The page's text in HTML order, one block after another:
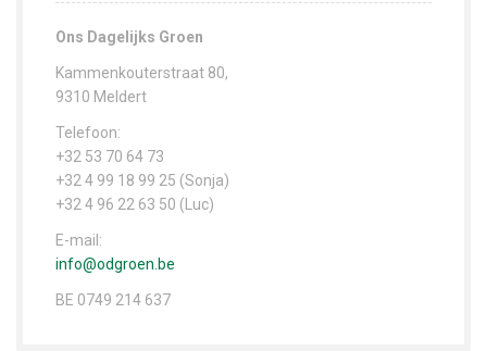
Ons Dagelijks Groen
Kammenkouterstraat 80,
9310 Meldert
Telefoon:
+32 53 70 64 73
+32 4 99 18 99 25 (Sonja)
+32 4 96 22 63 50 (Luc)
E-mail:
info@odgroen.be
BE 0749 214 637